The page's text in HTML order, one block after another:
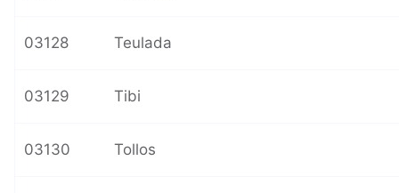
03128 Teulada
03129 Tibi
03130 Tollos